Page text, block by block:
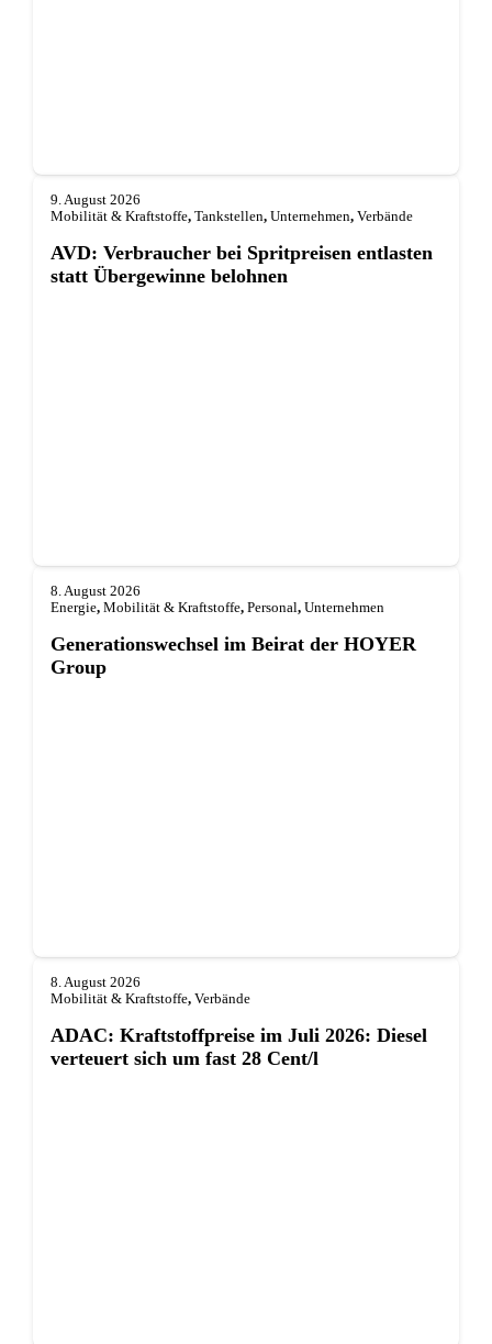
9. August 2026
Mobilität & Kraftstoffe, Tankstellen, Unternehmen, Verbände
AVD: Verbraucher bei Spritpreisen entlasten
statt Übergewinne belohnen
8. August 2026
Energie, Mobilität & Kraftstoffe, Personal, Unternehmen
Generationswechsel im Beirat der HOYER
Group
8. August 2026
Mobilität & Kraftstoffe, Verbände
ADAC: Kraftstoffpreise im Juli 2026: Diesel
verteuert sich um fast 28 Cent/l